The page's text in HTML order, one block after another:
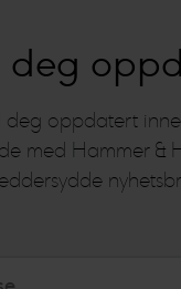
deg
deg oppdatert
med Hammer &